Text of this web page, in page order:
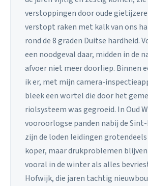
verstoppingen door oude
verstopt raken met kalk van ons
rond de 8 graden Duitse hardheid.
een noodgeval daar, midden in de
afvoer niet meer doorliep. Binnen
ik er, met mijn camera-
bleek een wortel die door het
riolsysteem was gegroeid. In Oud
vooroorlogse panden nabij de
zijn de loden leidingen
koper, maar drukproblemen
vooral in de winter als alles
Hofwijk, die jaren tachtig